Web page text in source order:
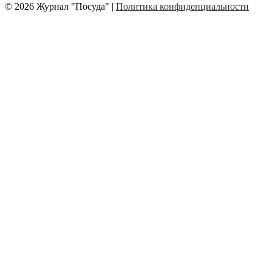
© 2026 Журнал "Посуда" | Политика конфиденциальности